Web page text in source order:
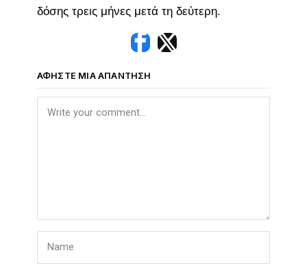
δόσης τρεις μήνες μετά τη δεύτερη.
ΑΦΉΣΤΕ ΜΙΑ ΑΠΆΝΤΗΣΗ